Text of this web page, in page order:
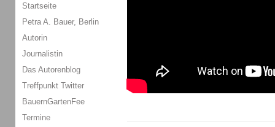
Startseite
Petra A. Bauer, Berlin
Autorin
Journalistin
Das Autorenblog
Treffpunkt Twitter
BauernGartenFee
Termine